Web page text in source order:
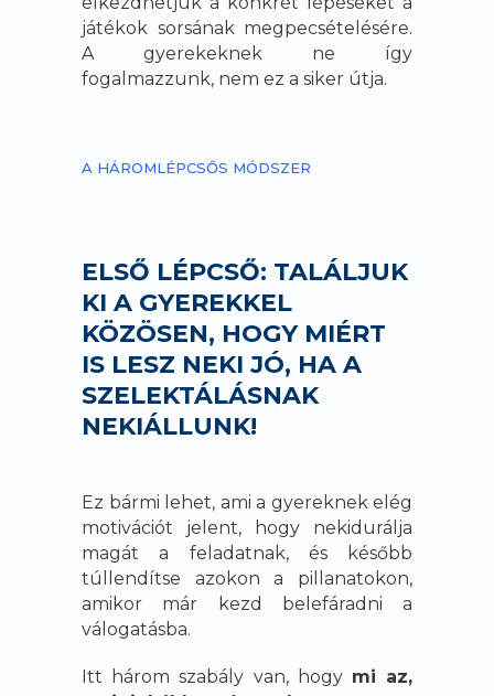
játékok sorsának megpecsételésére.
A gyerekeknek ne így
fogalmazzunk, nem ez a siker útja.
A HÁROMLÉPCSŐS MÓDSZER
ELSŐ LÉPCSŐ: TALÁLJUK
KI A GYEREKKEL
KÖZÖSEN, HOGY MIÉRT
IS LESZ NEKI JÓ, HA A
SZELEKTÁLÁSNAK
NEKIÁLLUNK!
Ez bármi lehet, ami a gyereknek elég
motivációt jelent, hogy nekidurálja
magát a feladatnak, és később
túllendítse azokon a pillanatokon,
amikor már kezd belefáradni a
válogatásba.
Itt három szabály van, hogy mi az,